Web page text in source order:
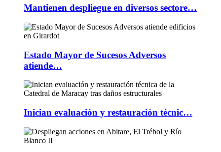
Mantienen despliegue en diversos sectore…
Estado Mayor de Sucesos Adversos
atiende…
Inician evaluación y restauración técnic…